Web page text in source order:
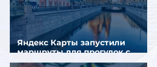
Яндекс Карты запустили
маршруты для прогулок с
описанием и аудиогидом